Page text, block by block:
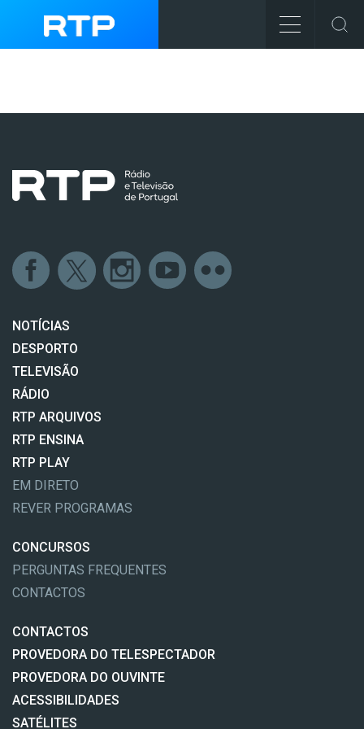
NOTÍCIAS
DESPORTO
TELEVISÃO
RÁDIO
RTP ARQUIVOS
RTP ENSINA
RTP PLAY
EM DIRETO
REVER PROGRAMAS
CONCURSOS
PERGUNTAS FREQUENTES
CONTACTOS
CONTACTOS
PROVEDORA DO TELESPECTADOR
PROVEDORA DO OUVINTE
ACESSIBILIDADES
SATÉLITES